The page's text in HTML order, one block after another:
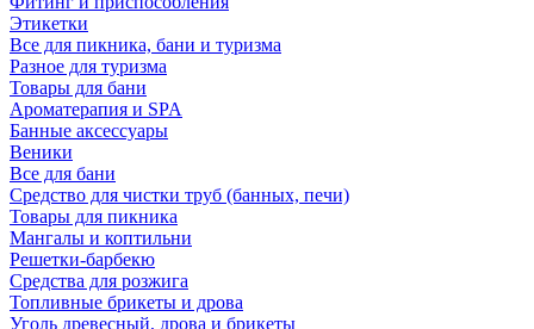
Этикетки
Все для пикника, бани и туризма
Разное для туризма
Товары для бани
Ароматерапия и SPA
Банные аксессуары
Веники
Все для бани
Средство для чистки труб (банных, печи)
Товары для пикника
Мангалы и коптильни
Решетки-барбекю
Средства для розжига
Топливные брикеты и дрова
Уголь древесный, дрова и брикеты